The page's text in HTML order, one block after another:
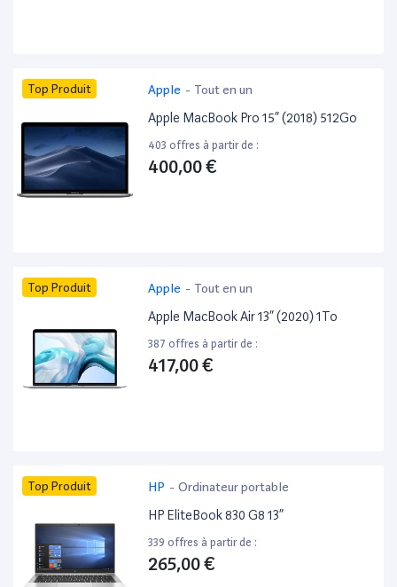
Top Produit Apple - Tout en un
Apple MacBook Pro 15” (2018) 512Go
403 offres à partir de :
400,00 €
Top Produit Apple - Tout en un
Apple MacBook Air 13” (2020) 1To
387 offres à partir de :
417,00 €
Top Produit HP - Ordinateur portable
HP EliteBook 830 G8 13”
339 offres à partir de :
265,00 €